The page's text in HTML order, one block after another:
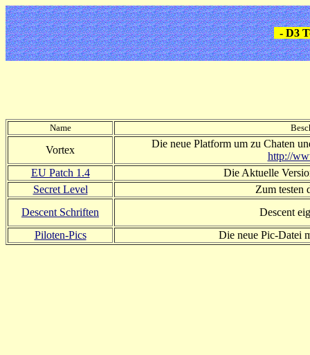
- D3
Name
Vortex
Die neue Platform um zu Chaten
http://
EU Patch 1.4
Die Aktuelle
Secret Level
Zum testen
Descent Schriften
Descent
Piloten-Pics
Die neue Pic-Datei